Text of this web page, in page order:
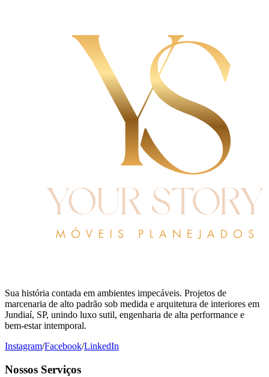
Sua história contada em ambientes impecáveis. Projetos de
marcenaria de alto padrão sob medida e arquitetura de interiores em
Jundiaí, SP, unindo luxo sutil, engenharia de alta performance e
bem-estar intemporal.
Instagram/Facebook/LinkedIn
Nossos Serviços